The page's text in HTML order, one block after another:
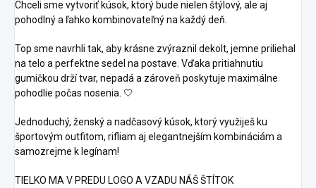
Chceli sme vytvoriť kúsok, ktorý bude nielen štýlový, ale aj
pohodlný a ľahko kombinovateľný na každý deň.
Top sme navrhli tak, aby krásne zvýraznil dekolt, jemne priliehal
na telo a perfektne sedel na postave. Vďaka pritiahnutiu
gumičkou drží tvar, nepadá a zároveň poskytuje maximálne
pohodlie počas nosenia. 🤍
Jednoduchý, ženský a nadčasový kúsok, ktorý využiješ ku
športovým outfitom, rifliam aj elegantnejším kombináciám a
samozrejme k legínam!
TIELKO MA V PREDU LOGO A VZADU NÁŠ ŠTÍTOK